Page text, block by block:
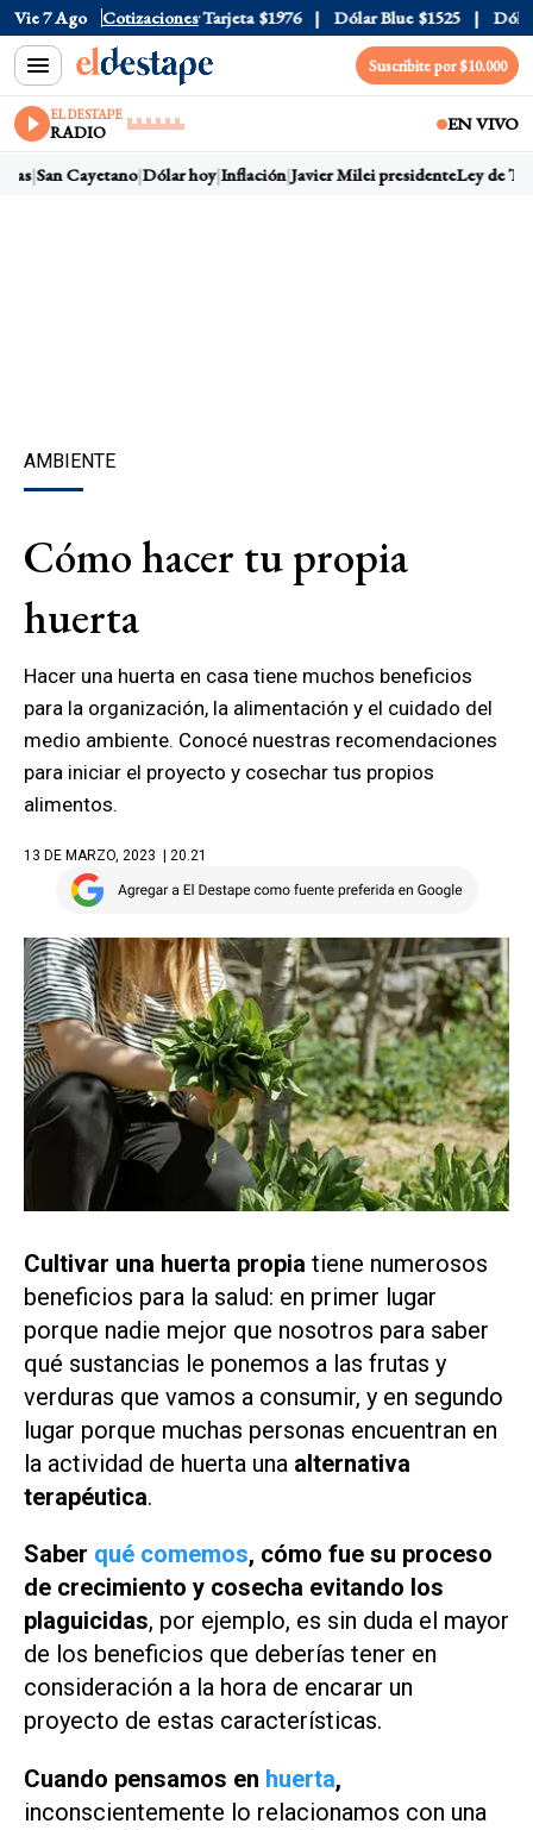
Vie 7 Ago Cotizaciones
$1520 Dólar Tarjeta $1976 Dólar Blue $1525 Dólar
Suscribite por $10.000
EL DESTAPE
RADIO EN VIVO
San Cayetano Dólar hoy Inflación Javier Milei presidenteLey de
AMBIENTE
Cómo hacer tu propia
huerta
Hacer una huerta en casa tiene muchos beneficios
para la organización, la alimentación y el cuidado del
medio ambiente. Conocé nuestras recomendaciones
para iniciar el proyecto y cosechar tus propios
alimentos.
13 DE MARZO, 2023 | 20.21
Cultivar una huerta propia tiene numerosos
beneficios para la salud: en primer lugar
porque nadie mejor que nosotros para saber
qué sustancias le ponemos a las frutas y
verduras que vamos a consumir, y en segundo
lugar porque muchas personas encuentran en
la actividad de huerta una alternativa
terapéutica.
Saber qué comemos, cómo fue su proceso
de crecimiento y cosecha evitando los
plaguicidas, por ejemplo, es sin duda el mayor
de los beneficios que deberías tener en
consideración a la hora de encarar un
proyecto de estas características.
Cuando pensamos en huerta,
inconscientemente lo relacionamos con una